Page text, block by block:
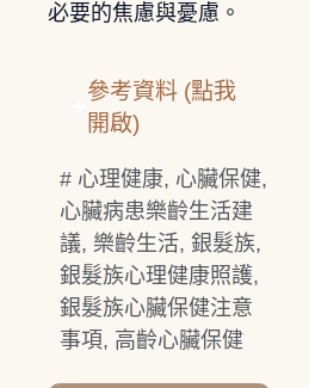
必要的焦慮與憂慮。
參考資料 (點我
開啟)
# 心理健康, 心臟保健,
心臟病患樂齡生活建
議, 樂齡生活, 銀髮族,
銀髮族心理健康照護,
銀髮族心臟保健注意
事項, 高齡心臟保健